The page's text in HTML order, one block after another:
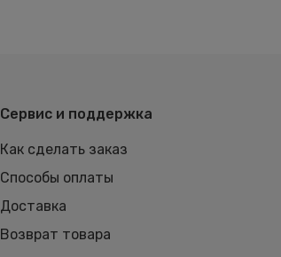
Сервис и поддержка
Как сделать заказ
Способы оплаты
Доставка
Возврат товара